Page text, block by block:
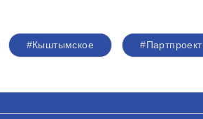
#Кыштымское #Партпроект